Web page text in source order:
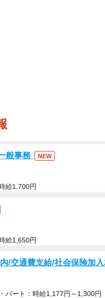
般事務 NEW
給1,700円
給1,650円
/交通費支給/社会保険加
パート：時給1,177円～1,300円